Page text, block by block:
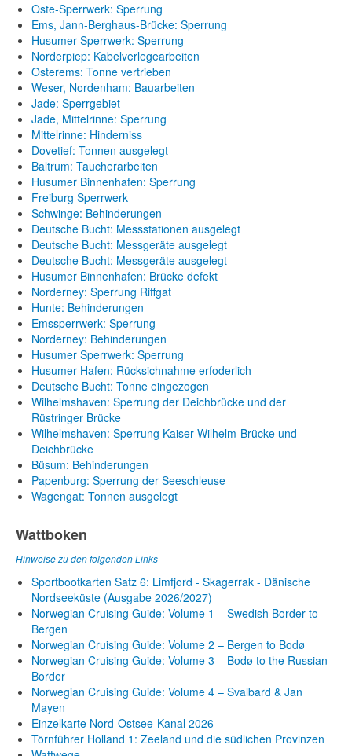
Oste-Sperrwerk: Sperrung
Ems, Jann-Berghaus-Brücke: Sperrung
Husumer Sperrwerk: Sperrung
Norderpiep: Kabelverlegearbeiten
Osterems: Tonne vertrieben
Weser, Nordenham: Bauarbeiten
Jade: Sperrgebiet
Jade, Mittelrinne: Sperrung
Mittelrinne: Hinderniss
Dovetief: Tonnen ausgelegt
Baltrum: Taucherarbeiten
Husumer Binnenhafen: Sperrung
Freiburg Sperrwerk
Schwinge: Behinderungen
Deutsche Bucht: Messstationen ausgelegt
Deutsche Bucht: Messgeräte ausgelegt
Deutsche Bucht: Messgeräte ausgelegt
Husumer Binnenhafen: Brücke defekt
Norderney: Sperrung Riffgat
Hunte: Behinderungen
Emssperrwerk: Sperrung
Norderney: Behinderungen
Husumer Sperrwerk: Sperrung
Husumer Hafen: Rücksichnahme erfoderlich
Deutsche Bucht: Tonne eingezogen
Wilhelmshaven: Sperrung der Deichbrücke und der
Rüstringer Brücke
Wilhelmshaven: Sperrung Kaiser-Wilhelm-Brücke und
Deichbrücke
Büsum: Behinderungen
Papenburg: Sperrung der Seeschleuse
Wagengat: Tonnen ausgelegt
Wattboken
Hinweise zu den folgenden Links
Sportbootkarten Satz 6: Limfjord - Skagerrak - Dänische
Nordseeküste (Ausgabe 2026/2027)
Norwegian Cruising Guide: Volume 1 – Swedish Border to
Bergen
Norwegian Cruising Guide: Volume 2 – Bergen to Bodø
Norwegian Cruising Guide: Volume 3 – Bodø to the Russian
Border
Norwegian Cruising Guide: Volume 4 – Svalbard & Jan
Mayen
Einzelkarte Nord-Ostsee-Kanal 2026
Törnführer Holland 1: Zeeland und die südlichen Provinzen